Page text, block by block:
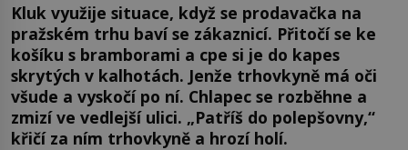
Kluk využije situace, když se prodavačka na
pražském trhu baví se zákaznicí. Přitočí se ke
košíku s bramborami a cpe si je do kapes
skrytých v kalhotách. Jenže trhovkyně má oči
všude a vyskočí po ní. Chlapec se rozběhne a
zmizí ve vedlejší ulici. „Patříš do polepšovny,“
křičí za ním trhovkyně a hrozí holí.